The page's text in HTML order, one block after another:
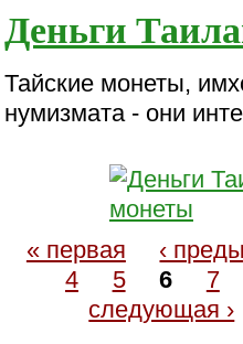
Деньги
Тайские монеты,
нумизмата - они
« первая ‹
4
5 6 7
следующая ›